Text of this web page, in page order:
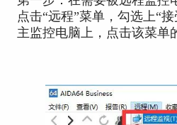
点击“远程”菜单，勾选上“
主监控电脑上，点击该菜单